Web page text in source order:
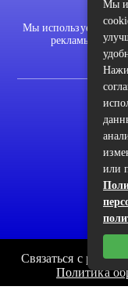
Мы используем
рекламы и/или
Связаться с
Политика
Мы
или